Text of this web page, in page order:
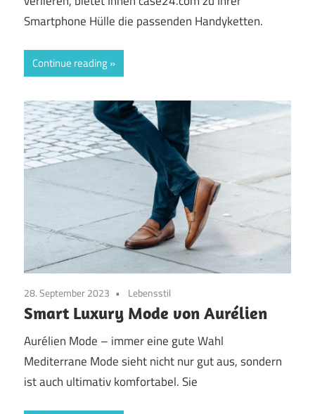
Smartphone Hülle die passenden Handyketten.
Continue reading
28. September 2023 Lebensstil
Smart Luxury Mode von Aurélien
Aurélien Mode – immer eine gute Wahl
Mediterrane Mode sieht nicht nur gut aus, sondern
ist auch ultimativ komfortabel. Sie